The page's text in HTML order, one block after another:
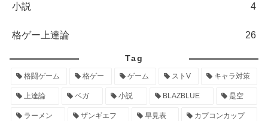
小説 4
格ゲー上達論 26
Tag
格闘ゲーム 格ゲー ゲーム ストV キャラ対策
上達論 ベガ 小説 BLAZBLUE 是空
ラーメン ザンギエフ 早見表 カプコンカップ